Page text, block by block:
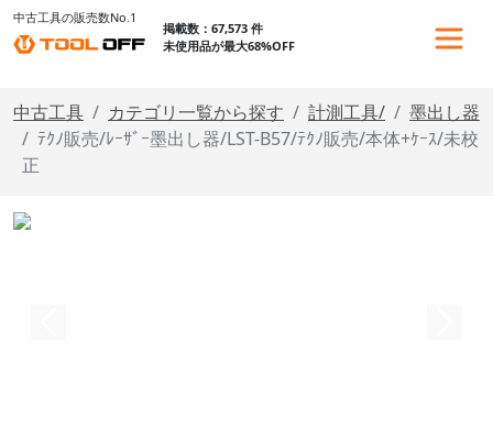
中古工具の販売数No.1
掲載数：67,573 件
未使用品が最大68%OFF
中古工具 カテゴリ一覧から探す 計測工具/
墨出し器
ﾃｸﾉ販売/ﾚｰｻﾞｰ墨出し器/LST-B57/ﾃｸﾉ販売/本体+ｹｰｽ/未校
正